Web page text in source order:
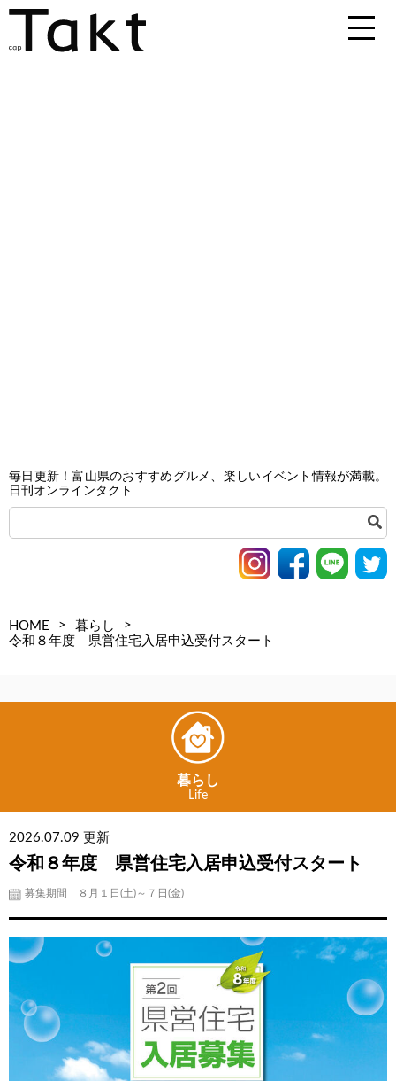
毎日更新！富山県のおすすめグルメ、楽しいイベント情報が満載。
日刊オンラインタクト
HOME > 暮らし
>
令和８年度 県営住宅入居申込受付スタート
暮らし
Life
2026.07.09 更新
令和８年度 県営住宅入居申込受付スタート
募集期間 ８月１日(土)～７日(金)